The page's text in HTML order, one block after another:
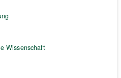
Wissenschaft